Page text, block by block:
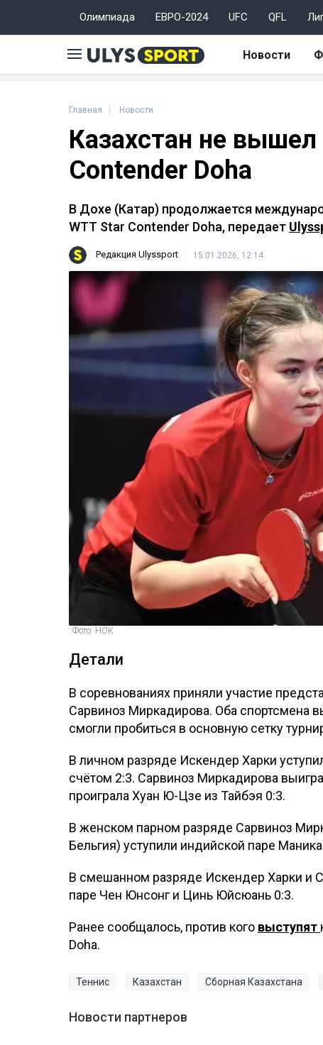
Олимпиада ЕВРО-2024 UFC QFL
Новости
Главная Новости
Казахстан не
Contender Doha
В Дохе (Катар) продолжается
WTT Star Contender Doha, передает
Редакция Ulyssport 15.01.2026, 12:14
Фото: НОК
Детали
В соревнованиях приняли участие
Сарвиноз Миркадирова. Оба спортсмена
смогли пробиться в основную сетку
В личном разряде Искендер Харки
счётом 2:3. Сарвиноз Миркадирова
проиграла Хуан Ю-Цзе из Тайбэя 0:3.
В женском парном разряде Сарвиноз
Бельгия) уступили индийской паре
В смешанном разряде Искендер Харки и
паре Чен Юнсонг и Цинь Юйсюань 0:3.
Ранее сообщалось, против кого выступят
Doha.
Теннис Казахстан Сборная Казахстана
Новости партнеров